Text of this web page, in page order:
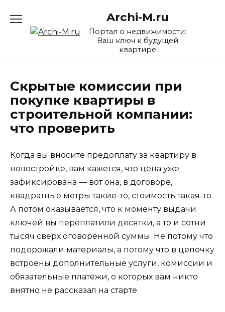
содержанию
Archi-M.ru
Портал о недвижимости:
Ваш ключ к будущей
квартире
Скрытые комиссии при
покупке квартиры в
строительной компании:
что проверить
Когда вы вносите предоплату за квартиру в
новостройке, вам кажется, что цена уже
зафиксирована — вот она, в договоре,
квадратные метры такие-то, стоимость такая-то.
А потом оказывается, что к моменту выдачи
ключей вы переплатили десятки, а то и сотни
тысяч сверх оговорённой суммы. Не потому что
подорожали материалы, а потому что в цепочку
встроены дополнительные услуги, комиссии и
обязательные платежи, о которых вам никто
внятно не рассказал на старте.